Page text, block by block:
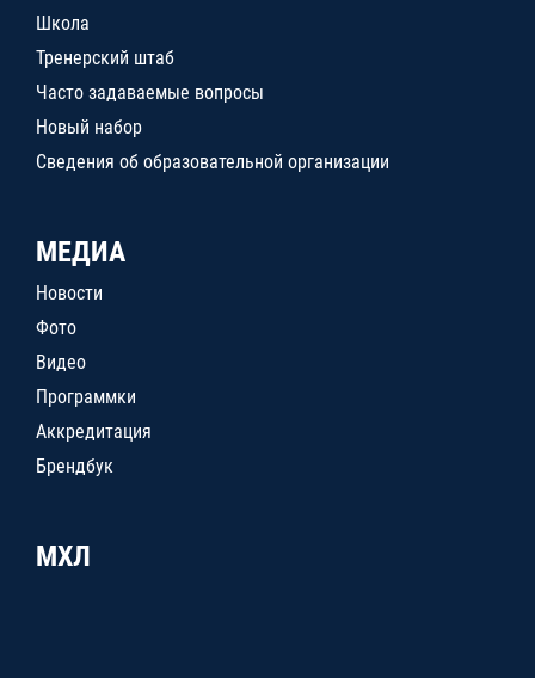
Школа
Тренерский штаб
Часто задаваемые вопросы
Новый набор
Сведения об образовательной организации
МЕДИА
Новости
Фото
Видео
Программки
Аккредитация
Брендбук
МХЛ